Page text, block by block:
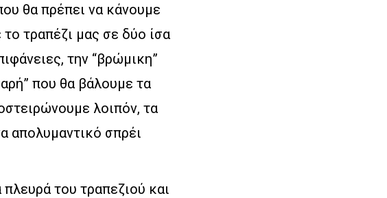
θα πρέπει να κάνουμε
τραπέζι μας σε δύο ίσα
την “βρώμικη”
που θα βάλουμε τα
λοιπόν, τα
απολυμαντικό σπρέι
του τραπεζιού και